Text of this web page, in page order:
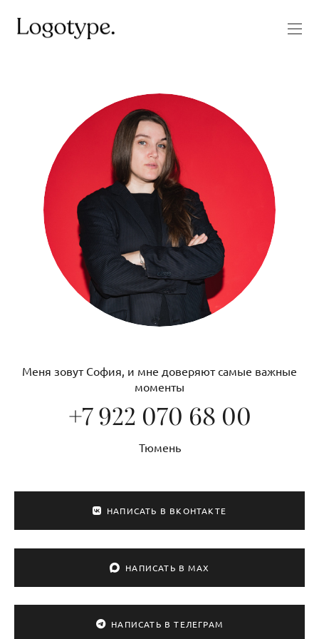
Меня зовут София, и мне доверяют самые важные
моменты
+7 922 070 68 00
Тюмень
НАПИСАТЬ В ВКОНТАКТЕ
НАПИСАТЬ В MAX
НАПИСАТЬ В ТЕЛЕГРАМ